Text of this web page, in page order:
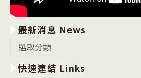
最新消息 News
消
選取分類
快速連結 Links